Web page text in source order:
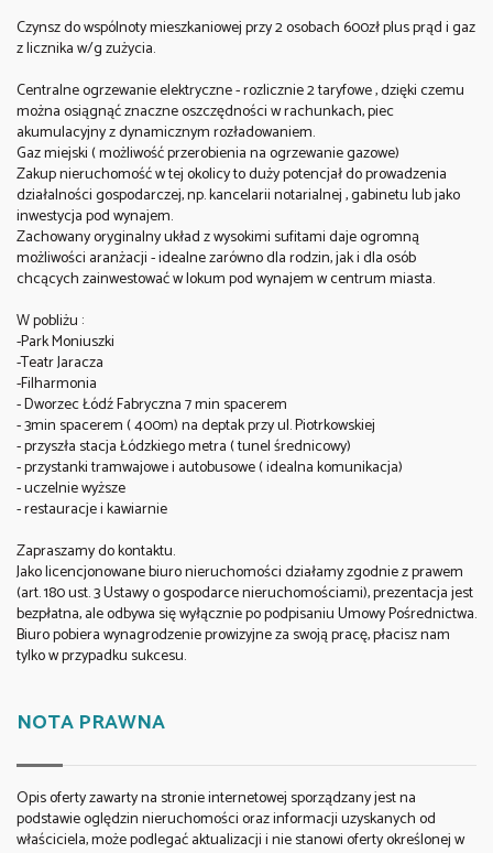
Czynsz do wspólnoty mieszkaniowej przy 2 osobach 600zł plus prąd i gaz
z licznika w/g zużycia.
Centralne ogrzewanie elektryczne - rozlicznie 2 taryfowe , dzięki czemu
można osiągnąć znaczne oszczędności w rachunkach, piec
akumulacyjny z dynamicznym rozładowaniem.
Gaz miejski ( możliwość przerobienia na ogrzewanie gazowe)
Zakup nieruchomość w tej okolicy to duży potencjał do prowadzenia
działalności gospodarczej, np. kancelarii notarialnej , gabinetu lub jako
inwestycja pod wynajem.
Zachowany oryginalny układ z wysokimi sufitami daje ogromną
możliwości aranżacji - idealne zarówno dla rodzin, jak i dla osób
chcących zainwestować w lokum pod wynajem w centrum miasta.
W pobliżu :
-Park Moniuszki
-Teatr Jaracza
-Filharmonia
- Dworzec Łódź Fabryczna 7 min spacerem
- 3min spacerem ( 400m) na deptak przy ul. Piotrkowskiej
- przyszła stacja Łódzkiego metra ( tunel średnicowy)
- przystanki tramwajowe i autobusowe ( idealna komunikacja)
- uczelnie wyższe
- restauracje i kawiarnie
Zapraszamy do kontaktu.
Jako licencjonowane biuro nieruchomości działamy zgodnie z prawem
(art. 180 ust. 3 Ustawy o gospodarce nieruchomościami), prezentacja jest
bezpłatna, ale odbywa się wyłącznie po podpisaniu Umowy Pośrednictwa.
Biuro pobiera wynagrodzenie prowizyjne za swoją pracę, płacisz nam
tylko w przypadku sukcesu.
NOTA PRAWNA
Opis oferty zawarty na stronie internetowej sporządzany jest na
podstawie oględzin nieruchomości oraz informacji uzyskanych od
właściciela, może podlegać aktualizacji i nie stanowi oferty określonej w